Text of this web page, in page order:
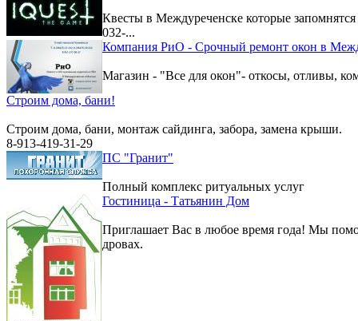
Квесты в Междуреченске которые
032-...
Компания РиО - Срочный ремонт окон в
Магазин - "Все для окон"- откосы, отливы,
Строим дома, бани!
Строим дома, бани, монтаж сайдинга, забора, замена крыши.
8-913-419-31-29
ПС "Гранит"
Полный комплекс ритуальных услуг
Гостиница - Татьянин Дом
Приглашает Вас в любое время года! Мы
дровах.